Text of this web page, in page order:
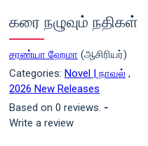
கரை நழுவும் நதிகள்
சரண்யா ஹேமா (ஆசிரியர்)
Categories: Novel | நாவல் ,
2026 New Releases
Based on 0 reviews. -
Write a review